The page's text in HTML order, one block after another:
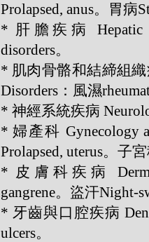
Prolapsed, anus。胃病
* 肝膽疾病 Hepatic
disorders。
* 肌肉骨骼和結締組織
Disorders：風濕
* 神經系統疾病
* 婦產科 Gynecology
Prolapsed, uterus。子
* 皮膚科疾病
gangrene。盜汗Night-
* 牙齒與口腔疾病
ulcers。